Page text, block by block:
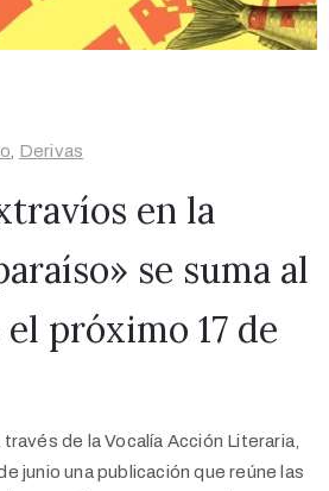
‚ Derivas
en la
se suma al
el próximo 17 de
de la Vocalía Acción Literaria,
junio una publicación que reúne las